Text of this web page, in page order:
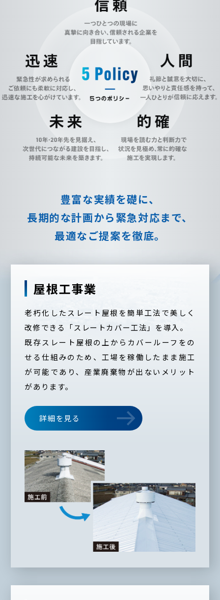
豊富な実績を礎に、
長期的な計画から 緊急対応まで、
最適なご提案を徹底。
屋根工事業
老朽化したスレート屋根を簡単工法で美しく
改修できる「スレートカバー工法」を導入。
既存スレート屋根の上からカバールーフをの
せる仕組みのため、工場を稼働したまま施工
が可能であり、 産業廃棄物が出ないメリット
があります。
詳細を見る